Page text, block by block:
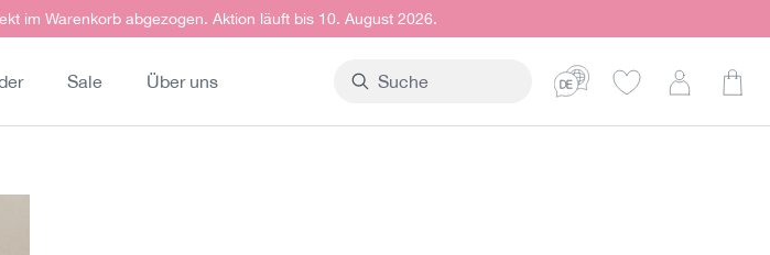
im Warenkorb abgezogen. Aktion läuft bis 10. August 2026.
Sale Über uns